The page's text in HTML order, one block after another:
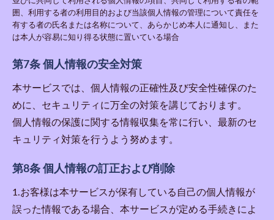
囲、利用する者の利用目的および当該個人情報の管理について責任を
有する者の氏名または名称について、あらかじめ本人に通知し、また
は本人が容易に知り得る状態に置いている場合
第7条 個人情報の安全対策
本サービスでは、個人情報の正確性及び安全性確保のた
めに、セキュリティに万全の対策を講じております。
個人情報の保護に関する情報収集を常に行い、最新のセ
キュリティ対策を行うよう努めます。
第8条 個人情報の訂正および削除
1.お客様は本サービスが保有している自己の個人情報が
誤った情報である場合、本サービスが定める手続きによ